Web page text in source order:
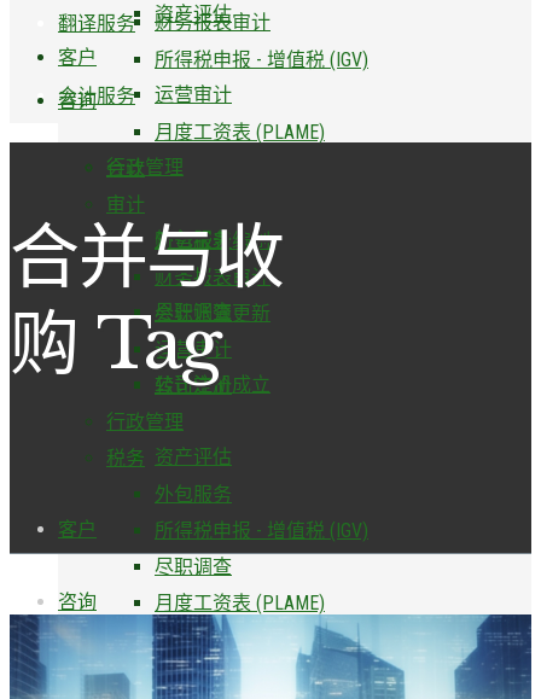
财务报表审计
运营审计
行政管理
外包服务
尽职调查
公司注册成立
资产评估
客户
咨询
所得税申报 - 增值税 (IGV)
月度工资表 (PLAME)
审计
财务报表审计
运营审计
行政管理
外包服务
尽职调查
公司注册成立
翻译服务
会计服务
会计
财务报表编制
会计账簿更新
转让定价
税务
所得税申报 - 增值税 (IGV)
月度工资表 (PLAME)
审计
资产评估
客户
咨询
合并与收
购 Tag